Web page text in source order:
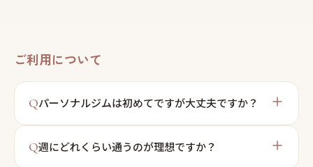
ご利用について
Qパーソナルジムは初めてですが大丈夫ですか？
Q週にどれくらい通うのが理想ですか？